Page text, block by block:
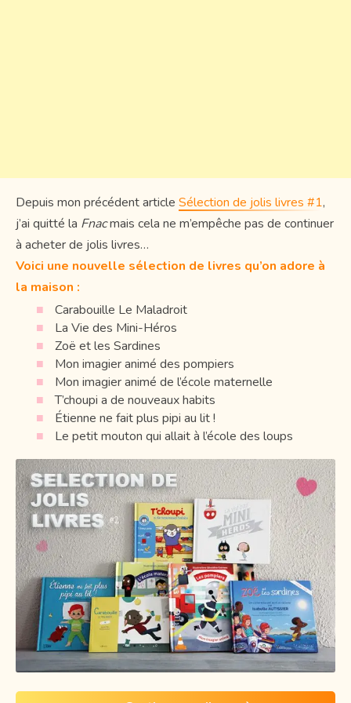
Depuis mon précédent article Sélection de jolis livres #1,
j’ai quitté la Fnacmais cela ne m’empêche pas de continuer
à acheter de jolis livres…
Voici une nouvelle sélection de livres qu’on adore à
la maison :
Carabouille Le Maladroit
La Vie des Mini-Héros
Zoë et les Sardines
Mon imagier animé des pompiers
Mon imagier animé de l’école maternelle
T’choupi a de nouveaux habits
Étienne ne fait plus pipi au lit !
Le petit mouton qui allait à l’école des loups